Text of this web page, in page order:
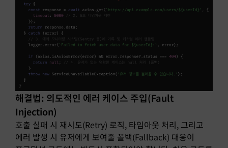
해결법: 의도적인 에러 케이스 주입(Fault
Injection)
호출 실패 시 재시도(Retry) 로직, 타임아웃 처리, 그리고
에러 발생 시 유저에게 보여줄 폴백(Fallback) 대응이